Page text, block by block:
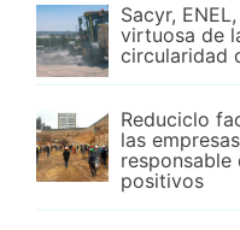
Sacyr,
virtuosa de
circularidad
Reduciclo
las
responsable
positivos